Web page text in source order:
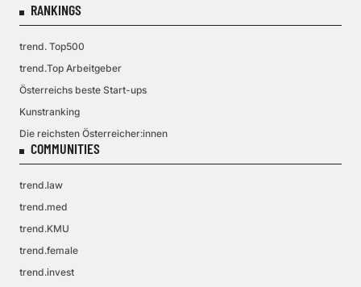
RANKINGS
trend. Top500
trend.Top Arbeitgeber
Österreichs beste Start-ups
Kunstranking
Die reichsten Österreicher:innen
COMMUNITIES
trend.law
trend.med
trend.KMU
trend.female
trend.invest